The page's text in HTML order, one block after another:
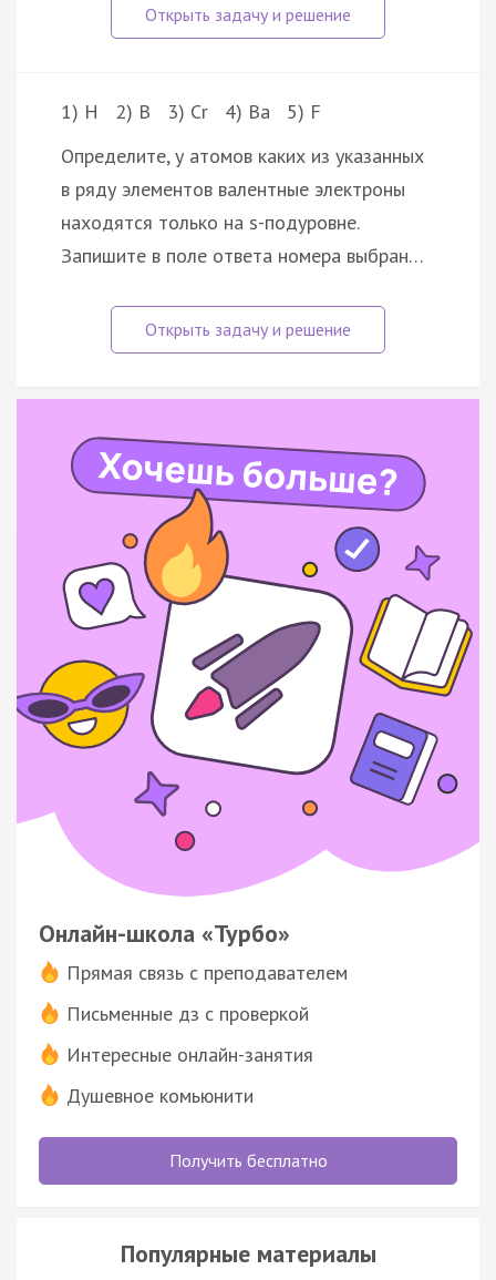
1) H 2) B 3) Cr 4) Ba 5) F
Определите, у атомов каких из указанных
в ряду элементов валентные электроны
находятся только на s-подуровне.
Запишите в поле ответа номера выбран…
Онлайн-школа «Турбо»
Прямая связь с преподавателем
Письменные дз с проверкой
Интересные онлайн-занятия
Душевное комьюнити
Получить бесплатно
Популярные материалы